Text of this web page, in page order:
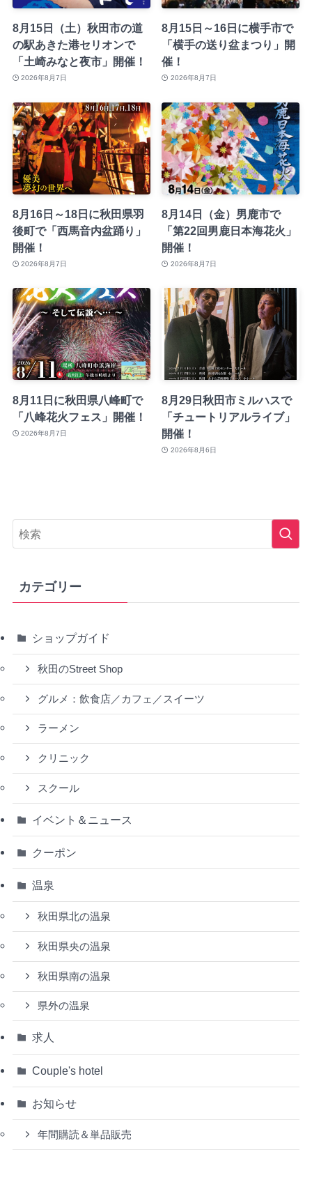
8月15日（土）秋田市の道
の駅あきた港セリオンで
「土崎みなと夜市」開催！
2026年8月7日
8月15日～16日に横手市で
「横手の送り盆まつり」開
催！
2026年8月7日
8月16日～18日に秋田県羽
後町で「西馬音内盆踊り」
開催！
2026年8月7日
8月14日（金）男鹿市で
「第22回男鹿日本海花火」
開催！
2026年8月7日
8月11日に秋田県八峰町で
「八峰花火フェス」開催！
2026年8月7日
8月29日秋田市ミルハスで
「チュートリアルライブ」
開催！
2026年8月6日
カテゴリー
ショップガイド
秋田のStreet Shop
グルメ：飲食店／カフェ／スイーツ
ラーメン
クリニック
スクール
イベント＆ニュース
クーポン
温泉
秋田県北の温泉
秋田県央の温泉
秋田県南の温泉
県外の温泉
求人
Couple's hotel
お知らせ
年間購読＆単品販売